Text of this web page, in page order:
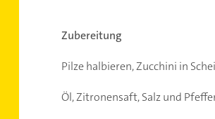
Zubereitung
Pilze halbieren, Zucchini in
Öl, Zitronensaft, Salz und